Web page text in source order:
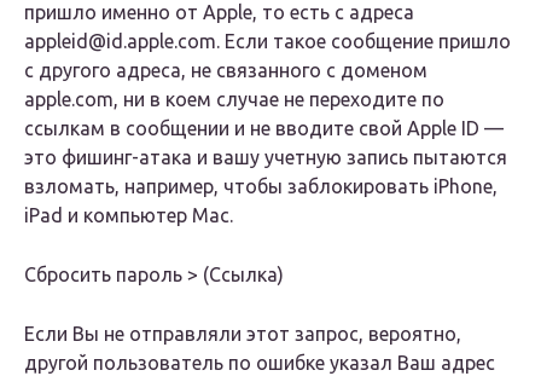
пришло именно от Apple, то есть с адреса
appleid@id.apple.com. Если такое сообщение пришло
с другого адреса, не связанного с доменом
apple.com, ни в коем случае не переходите по
ссылкам в сообщении и не вводите свой Apple ID —
это фишинг-атака и вашу учетную запись пытаются
взломать, например, чтобы заблокировать iPhone,
iPad и компьютер Mac.
Сбросить пароль > (Ссылка)
Если Вы не отправляли этот запрос, вероятно,
другой пользователь по ошибке указал Ваш адрес